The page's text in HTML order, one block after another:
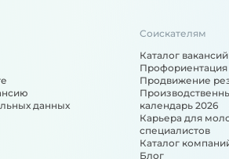
данных
Соискателям
Каталог вакансий
Профориентация
Продвижение
календарь 2026
Карьера для
специалистов
Каталог
Блог